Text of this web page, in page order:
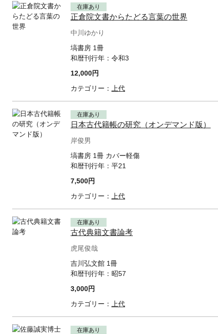
在庫あり
正倉院文書からたどる言葉の世界
中川ゆかり
塙書房 1冊
和暦刊行年： 令和3
12,000円
カテゴリー： 上代
在庫あり
日本古代籍帳の研究（オンデマンド版）
岸俊男
塙書房 1冊 カバー軽傷
和暦刊行年： 平21
7,500円
カテゴリー： 上代
在庫あり
古代典籍文書論考
虎尾俊哉
吉川弘文館 1冊
和暦刊行年： 昭57
3,000円
カテゴリー： 上代
在庫あり